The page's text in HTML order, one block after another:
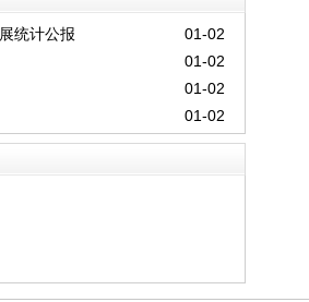
01-02
统计公报
01-02
01-02
01-02